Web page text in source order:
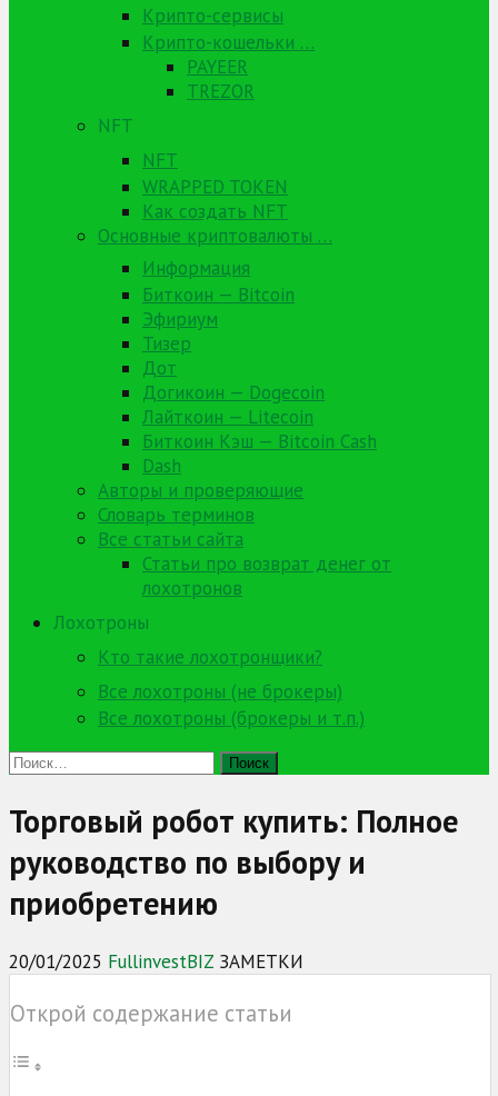
Крипто-сервисы
Крипто-кошельки …
PAYEER
TREZOR
NFT
NFT
WRAPPED TOKEN
Как создать NFT
Основные криптовалюты …
Информация
Биткоин — Bitcoin
Эфириум
Тизер
Дот
Догикоин — Dogecoin
Лайткоин — Litecoin
Биткоин Кэш — Bitcoin Cash
Dash
Авторы и проверяющие
Словарь терминов
Все статьи сайта
Статьи про возврат денег от
лохотронов
Лохотроны
Кто такие лохотронщики?
Все лохотроны (не брокеры)
Все лохотроны (брокеры и т.п.)
Найти:
Торговый робот купить: Полное
руководство по выбору и
приобретению
20/01/2025 FullinvestBIZ ЗАМЕТКИ
Открой содержание статьи